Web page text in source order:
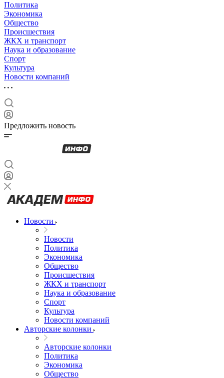
Политика
Экономика
Общество
Происшествия
ЖКХ и транспорт
Наука и образование
Спорт
Культура
Новости компаний
Предложить новость
Новости
Новости
Политика
Экономика
Общество
Происшествия
ЖКХ и транспорт
Наука и образование
Спорт
Культура
Новости компаний
Авторские колонки
Авторские колонки
Политика
Экономика
Общество